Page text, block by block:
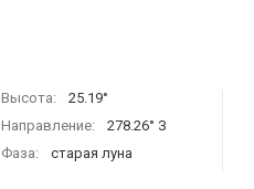
Высота:
25.19°
Направление:
278.26° З
Фаза:
старая луна